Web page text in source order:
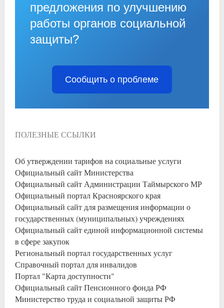
предложения по улучшению
работы органов социальной
защиты?
Сообщить о проблеме
ПОЛЕЗНЫЕ ССЫЛКИ
Об утверждении тарифов на социальные услуги
Официальный сайт Министерства
Официальный сайт Администрации Таймырского МР
Официальный портал Красноярского края
Официальный сайт для размещения информации о
государственных (муниципальных) учреждениях
Официальный сайт единой информационной системы
в сфере закупок
Региональный портал государственных услуг
Справочный портал для инвалидов
Портал "Карта доступности"
Официальный сайт Пенсионного фонда РФ
Министерство труда и социальной защиты РФ